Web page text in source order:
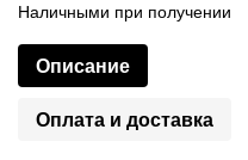
Наличными при получении
Описание
Оплата и доставка